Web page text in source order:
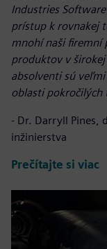
Industries
prístup k rovnakej
mnohí naši firemní
produktov v
absolventi sú
oblasti pokročilých
- Dr. Darryll Pines,
inžinierstva
Prečítajte si viac